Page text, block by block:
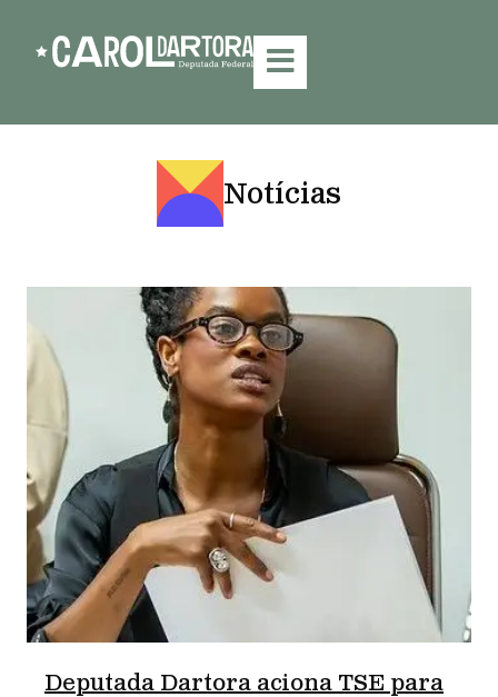
Notícias
Deputada Dartora aciona TSE para